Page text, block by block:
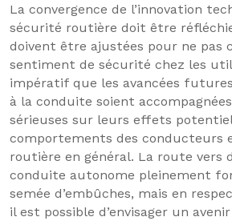
La convergence de l’innovation
sécurité routière doit être
doivent être ajustées pour ne pas
sentiment de sécurité chez les
impératif que les avancées futures
à la conduite soient
sérieuses sur leurs effets
comportements des conducteurs
routière en général. La route vers
conduite autonome pleinement
semée d’embûches, mais en
il est possible d’envisager un